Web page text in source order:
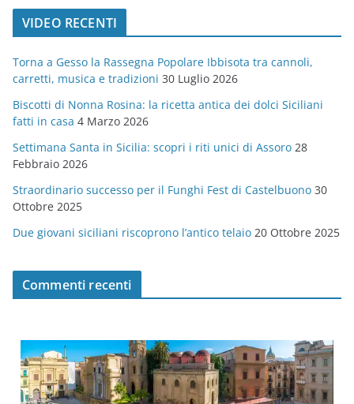
t
o
r
i
e
VIDEO RECENTI
Torna a Gesso la Rassegna Popolare Ibbisota tra cannoli,
carretti, musica e tradizioni 30 Luglio 2026
Biscotti di Nonna Rosina: la ricetta antica dei dolci Siciliani
fatti in casa 4 Marzo 2026
Settimana Santa in Sicilia: scopri i riti unici di Assoro 28
Febbraio 2026
Straordinario successo per il Funghi Fest di Castelbuono 30
Ottobre 2025
Due giovani siciliani riscoprono l’antico telaio 20 Ottobre 2025
Commenti recenti